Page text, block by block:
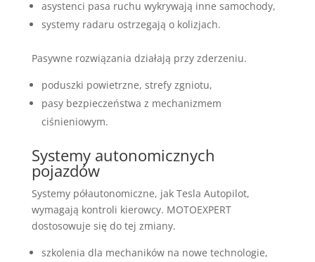
asystenci pasa ruchu wykrywają inne samochody,
systemy radaru ostrzegają o kolizjach.
Pasywne rozwiązania działają przy zderzeniu.
poduszki powietrzne, strefy zgniotu,
pasy bezpieczeństwa z mechanizmem
ciśnieniowym.
Systemy autonomicznych
pojazdów
Systemy półautonomiczne, jak Tesla Autopilot,
wymagają kontroli kierowcy. MOTOEXPERT
dostosowuje się do tej zmiany.
szkolenia dla mechaników na nowe technologie,